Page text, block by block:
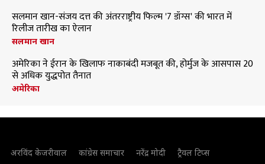
सलमान खान-संजय दत्त की अंतरराष्ट्रीय फिल्म '7 डॉग्स' की भारत में
रिलीज तारीख का ऐलान
सलमान खान
अमेरिका ने ईरान के खिलाफ नाकाबंदी मजबूत की, होर्मुज के आसपास 20
से अधिक युद्धपोत तैनात
अमेरिका
अरविंद केजरीवाल कांग्रेस समाचार नरेंद्र मोदी
ट्रैवल टिप्स